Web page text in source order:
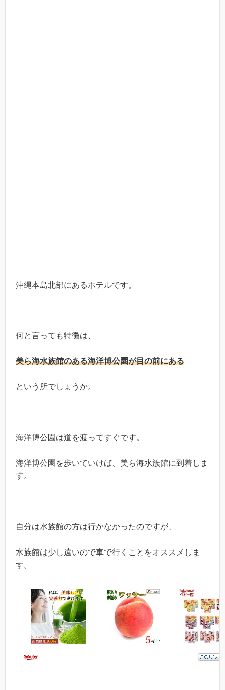
沖縄本島北部にあるホテルです。
何と言っても特徴は、
美ら海水族館のある海洋博公園が目の前にある
という所でしょうか。
海洋博公園は道を渡ってすぐです。
海洋博公園を歩いていけば、美ら海水族館に到着しま
す。
自分は水族館の方は行かなかったのですが、
水族館は少し遠いので車で行くことをオススメしま
す。